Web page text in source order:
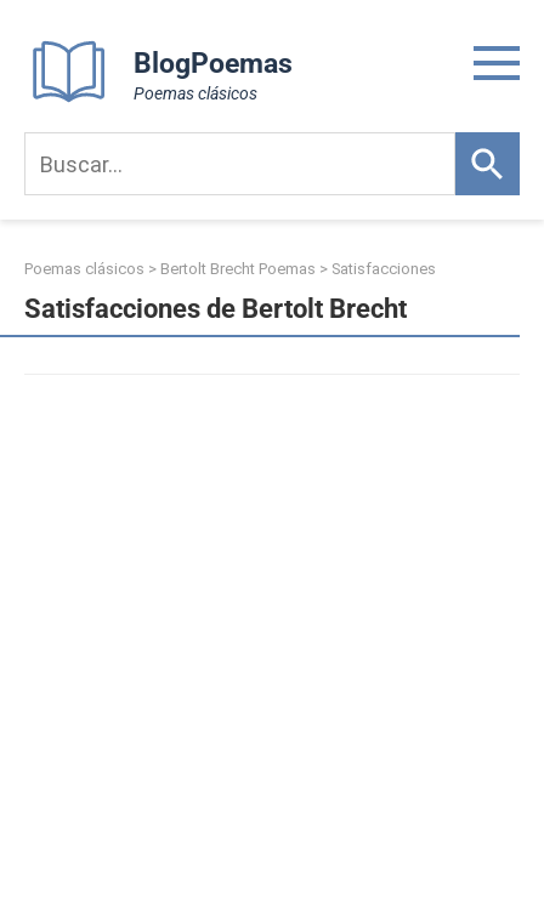
content
BlogPoemas
Poemas clásicos
Poemas clásicos > Bertolt Brecht Poemas > Satisfacciones
Satisfacciones de Bertolt Brecht